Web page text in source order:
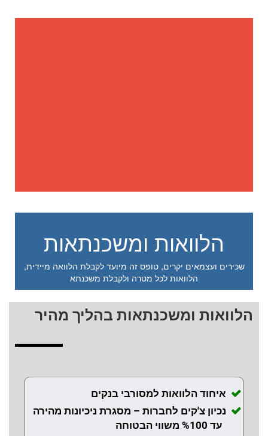
הלוואות ומשכנתאות
שכירים ועצמאים יקרים, טופס זה מיועד לקבלת הלוואה מיידית,
הלוואות לכל מטרה ולקבלת משכנתא
הלוואות ומשכנתאות בהליך מהיר
איחוד הלוואות למסורבי בנקים
נכיון צ'קים לחברות – מסגרת ניכיונות מהירה
עד %100 משווי הבטוחה